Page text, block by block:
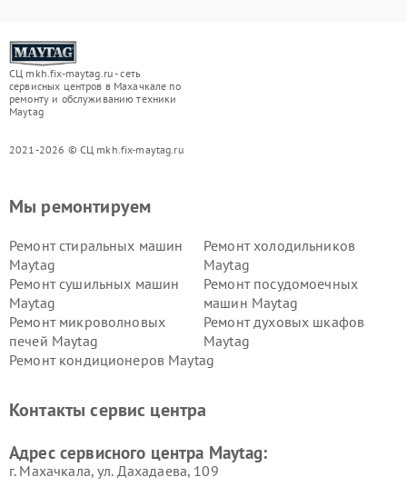
СЦ mkh.fix-maytag.ru - сеть
сервисных центров в Махачкале по
ремонту и обслуживанию техники
Maytag
2021-2026 © СЦ mkh.fix-maytag.ru
Мы ремонтируем
Ремонт стиральных машин
Maytag
Ремонт холодильников
Maytag
Ремонт сушильных машин
Maytag
Ремонт посудомоечных
машин Maytag
Ремонт микроволновых
печей Maytag
Ремонт духовых шкафов
Maytag
Ремонт кондиционеров Maytag
Контакты сервис центра
Адрес сервисного центра Maytag:
г. Махачкала, ул. Дахадаева, 109